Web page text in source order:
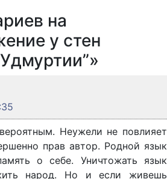
на
у стен
Неужели не повлияет
прав автор. Родной язык
о себе. Уничтожать язык
народ. Но и если живешь